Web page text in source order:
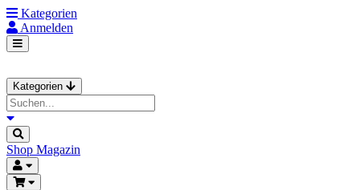
Kategorien
Anmelden
Kategorien
Shop Magazin